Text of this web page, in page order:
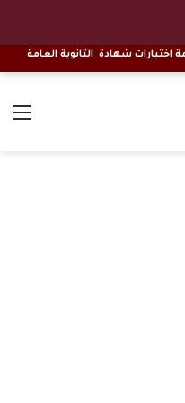
شهادة الثانوية العامة